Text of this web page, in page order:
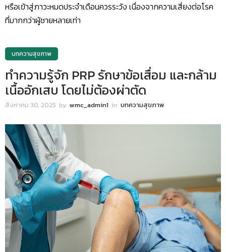
หรือเข้าสู่ภาวะหมดประจำเดือนควรระวัง เนื่องจากความเสี่ยงต่อโรค
ที่มากกว่าผู้ชายหลายเท่า
บทความสุขภาพ
ทำความรู้จัก PRP รักษาข้อเสื่อม และกล้าม
เนื้ออักเสบ โดยไม่ต้องผ่าตัด
สิงหาคม 30, 2025 by wmc_admin1 in บทความสุขภาพ